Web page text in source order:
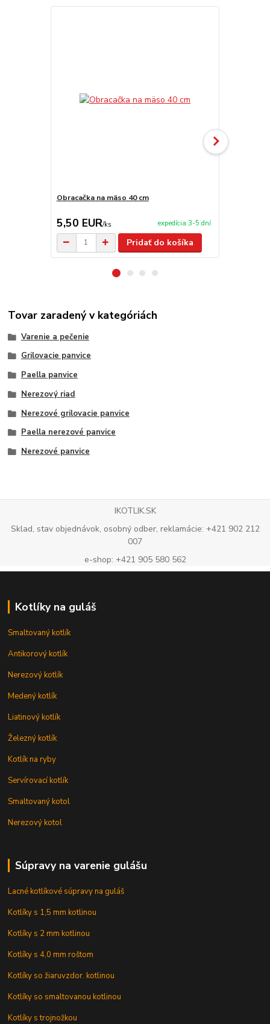
Obracačka na mäso 40 cm
5,50 EUR/ks expedícia 3-5 dní
Pridať do košíka
Tovar zaradený v kategóriách
Varenie a pečenie
Grilovacie panvice
Paella panvice
Nerezový riad
Nerezové grilovacie panvice
Paella nerezové panvice
Nerezové panvice
IKOTLIK.SK
Sklad, stav objednávok, osobný odber, reklamácie: +421 902 212
007
e-shop: +421 905 580 562
Kotlíky na guláš
Smaltovaný kotlík
Antikorový kotlík
Nerezový kotlík
Medený kotlík
Liatinový kotlík
Železný kotlík
Kotlík na ryby
Servírovací kotlík
Smaltovaný kotol
Nerezový kotol
Súpravy na varenie gulášu
Lacné kotlíkové súpravy na guláš
Kotlíky s 1,5 mm kotlinou
Kotlíky s 2 mm kotlinou
Kotlíky s 4,0 mm roštom
Kotlíky so žiaruvzdor. kotlinou
Kotlíky so smaltovanou kotlinou
Kotlíky s trojnožkou